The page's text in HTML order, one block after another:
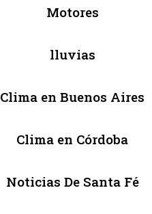
Motores
lluvias
Clima en Buenos Aires
Clima en Córdoba
Noticias De Santa Fé